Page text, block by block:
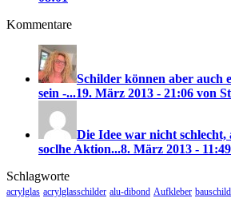
Kommentare
Schilder können aber auch
sein -...19. März 2013 - 21:06 von
Die Idee war nicht schlecht,
soclhe Aktion...8. März 2013 -
Schlagworte
acrylglas acrylglasschilder alu-dibond Aufkleber